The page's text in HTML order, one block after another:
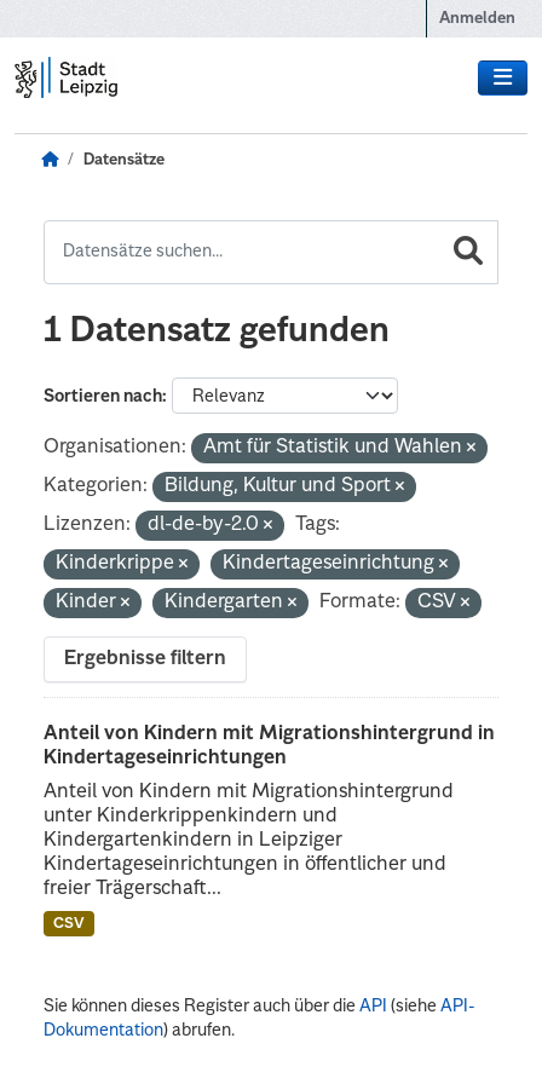
Anmelden
Datensätze
1 Datensatz gefunden
Sortieren nach
Organisationen:
Amt für Statistik und Wahlen
Kategorien:
Bildung, Kultur und Sport
Lizenzen:
dl-de-by-2.0
Tags:
Kinderkrippe
Kindertageseinrichtung
Kinder
Kindergarten Formate: CSV
Ergebnisse filtern
Anteil von Kindern mit Migrationshintergrund in
Kindertageseinrichtungen
Anteil von Kindern mit Migrationshintergrund
unter Kinderkrippenkindern und
Kindergartenkindern in Leipziger
Kindertageseinrichtungen in öffentlicher und
freier Trägerschaft...
CSV
Sie können dieses Register auch über dieAPI (sieheAPI-
Dokumentation) abrufen.